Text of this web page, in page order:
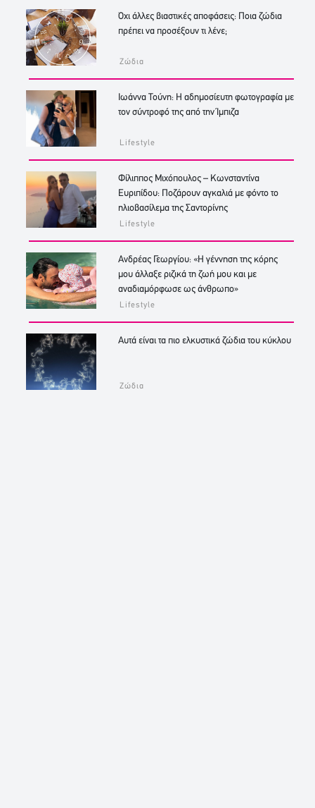
Όχι άλλες βιαστικές αποφάσεις: Ποια ζώδια
πρέπει να προσέξουν τι λένε;
Ζώδια
Ιωάννα Τούνη: Η αδημοσίευτη φωτογραφία με
τον σύντροφό της από την Ίμπιζα
Lifestyle
Φίλιππος Μιχόπουλος – Κωνσταντίνα
Ευριπίδου: Ποζάρουν αγκαλιά με φόντο το
ηλιοβασίλεμα της Σαντορίνης
Lifestyle
Ανδρέας Γεωργίου: «Η γέννηση της κόρης
μου άλλαξε ριζικά τη ζωή μου και με
αναδιαμόρφωσε ως άνθρωπο»
Lifestyle
Αυτά είναι τα πιο ελκυστικά ζώδια του κύκλου
Ζώδια